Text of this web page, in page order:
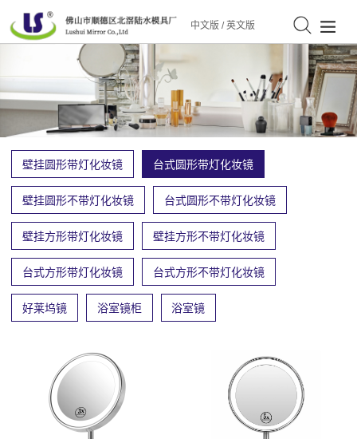
中文版 / 英文版
壁挂圆形带灯化妆镜 台式圆形带灯化妆镜
壁挂圆形不带灯化妆镜 台式圆形不带灯化妆镜
壁挂方形带灯化妆镜 壁挂方形不带灯化妆镜
台式方形带灯化妆镜 台式方形不带灯化妆镜
好莱坞镜 浴室镜柜 浴室镜